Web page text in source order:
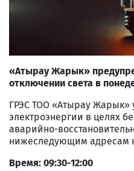
«Атырау Жарык»
отключении света в
ГРЭС ТОО «Атырау Жарык»
электроэнергии в целях
аварийно-
нижеследующим адресам
Время: 09:30-12:00